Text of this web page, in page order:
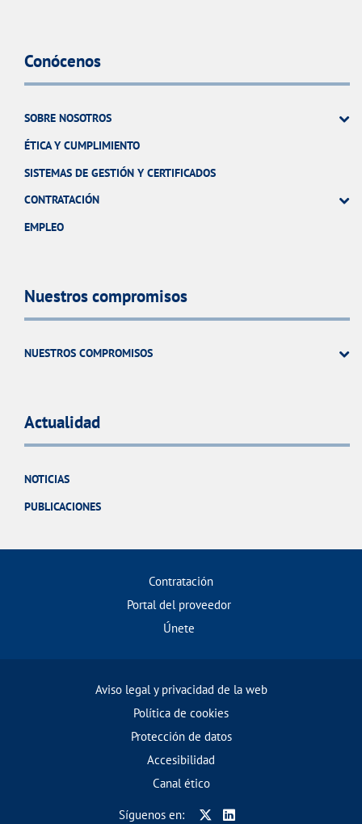
Conócenos
SOBRE NOSOTROS
ÉTICA Y CUMPLIMIENTO
SISTEMAS DE GESTIÓN Y CERTIFICADOS
CONTRATACIÓN
EMPLEO
Nuestros compromisos
NUESTROS COMPROMISOS
Actualidad
NOTICIAS
PUBLICACIONES
Contratación
Portal del proveedor
Únete
Aviso legal y privacidad de la web
Política de cookies
Protección de datos
Accesibilidad
Canal ético
Síguenos en: